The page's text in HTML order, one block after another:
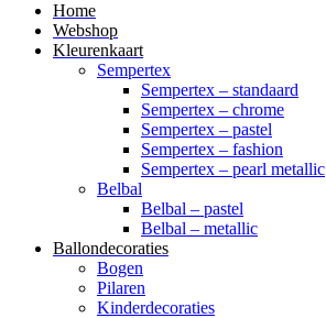
Home
Webshop
Kleurenkaart
Sempertex
Sempertex – standaard
Sempertex – chrome
Sempertex – pastel
Sempertex – fashion
Sempertex – pearl metallic
Belbal
Belbal – pastel
Belbal – metallic
Ballondecoraties
Bogen
Pilaren
Kinderdecoraties